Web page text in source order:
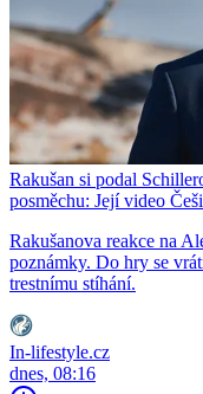
Rakušan si podal
posměchu: Její video
Rakušanova reakce na
poznámky. Do hry se
trestnímu stíhání.
In-lifestyle.cz
dnes, 08:16